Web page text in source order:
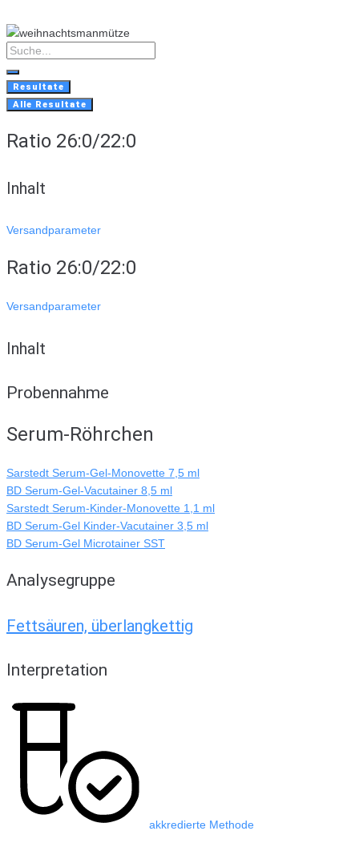
to
content
Search
...
Resultate
Alle Resultate
Ratio 26:0/22:0
Inhalt
Versandparameter
Ratio 26:0/22:0
Versandparameter
Inhalt
Probennahme
Serum-Röhrchen
Sarstedt Serum-Gel-Monovette 7,5 ml
BD Serum-Gel-Vacutainer 8,5 ml
Sarstedt Serum-Kinder-Monovette 1,1 ml
BD Serum-Gel Kinder-Vacutainer 3,5 ml
BD Serum-Gel Microtainer SST
Analysegruppe
Fettsäuren, überlangkettig
Interpretation
akkredierte Methode